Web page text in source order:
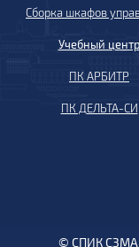
Сборка шкафов
Учебный центр
ПК АРБИТР
ПК ДЕЛЬТА-СИ
© СПИК СЗМА